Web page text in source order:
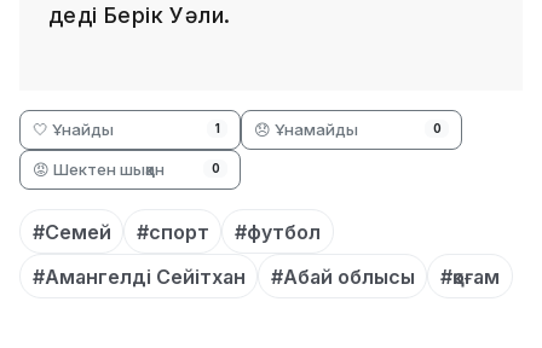
деді Берік Уәли.
🤍 Ұнайды 1 😞 Ұнамайды 0
😡 Шектен шыққан 0
#Семей #спорт
#футбол
#Амангелді Сейітхан
#Абай облысы #қоғам